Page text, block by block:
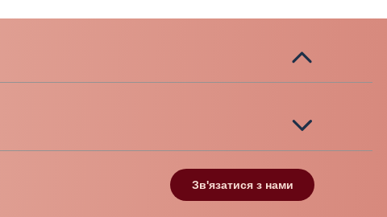
Зв'язатися з нами